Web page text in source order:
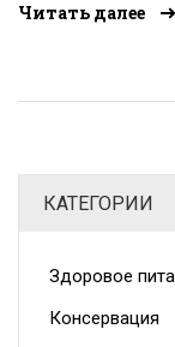
энергии,
удивить.
для
Читать далее
КАТЕГОРИИ
Здоровое
Консервация